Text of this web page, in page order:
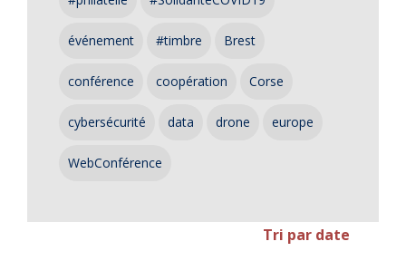
événement #timbre Brest
conférence coopération Corse
cybersécurité data drone europe
WebConférence
Tri par date